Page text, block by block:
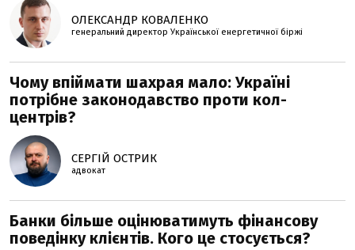
ОЛЕКСАНДР КОВАЛЕНКО
генеральний директор Української енергетичної біржі
Чому впіймати шахрая мало: Україні
потрібне законодавство проти кол-
центрів?
СЕРГІЙ ОСТРИК
адвокат
Банки більше оцінюватимуть фінансову
поведінку клієнтів. Кого це стосується?